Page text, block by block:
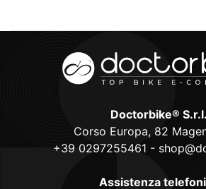
Doctorbike® S.r.l.
Corso Europa, 82
+39 0297255461 -
Assistenza